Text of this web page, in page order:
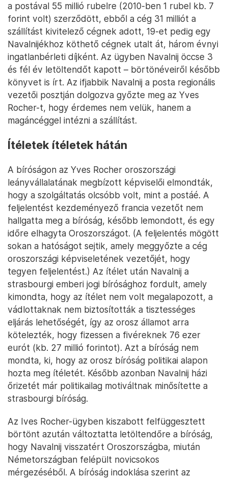
a postával 55 millió rubelre (2010-ben 1 rubel kb. 7
forint volt) szerződött, ebből a cég 31 milliót a
szállítást kivitelező cégnek adott, 19-et pedig egy
Navalnijékhoz köthető cégnek utalt át, három évnyi
ingatlanbérleti díjként. Az ügyben Navalnij öccse 3
és fél év letöltendőt kapott – börtönéveiről később
könyvet is írt. Az ifjabbik Navalnij a posta regionális
vezetői posztján dolgozva győzte meg az Yves
Rocher-t, hogy érdemes nem velük, hanem a
magáncéggel intézni a szállítást.
Ítéletek ítéletek hátán
A bíróságon az Yves Rocher oroszországi
leányvállalatának megbízott képviselői elmondták,
hogy a szolgáltatás olcsóbb volt, mint a postáé. A
feljelentést kezdeményező francia vezetőt nem
hallgatta meg a bíróság, később lemondott, és egy
időre elhagyta Oroszországot. (A feljelentés mögött
sokan a hatóságot sejtik, amely meggyőzte a cég
oroszországi képviseletének vezetőjét, hogy
tegyen feljelentést.) Az ítélet után Navalnij a
strasbourgi emberi jogi bírósághoz fordult, amely
kimondta, hogy az ítélet nem volt megalapozott, a
vádlottaknak nem biztosították a tisztességes
eljárás lehetőségét, így az orosz államot arra
kötelezték, hogy fizessen a fivéreknek 76 ezer
eurót (kb. 27 millió forintot). Azt a bíróság nem
mondta, ki, hogy az orosz bíróság politikai alapon
hozta meg ítéletét. Később azonban Navalnij házi
őrizetét már politikailag motiváltnak minősítette a
strasbourgi bíróság.
Az Ives Rocher-ügyben kiszabott felfüggesztett
börtönt azután változtatta letöltendőre a bíróság,
hogy Navalnij visszatért Oroszországba, miután
Németországban felépült novicsokos
mérgezéséből. A bíróság indoklása szerint az